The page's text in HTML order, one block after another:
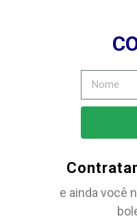
e ainda você